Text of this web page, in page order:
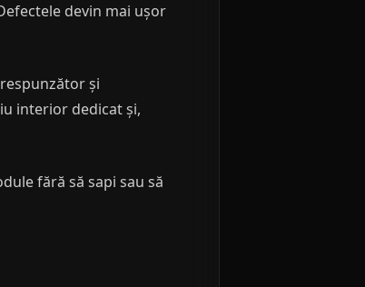
devin mai ușor
și
interior dedicat și,
fără să sapi sau să